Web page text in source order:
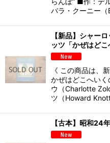
バラ・クーニー
【新品】シャー
ッツ「かぜはどこ
《 この商品は、
かぜはどこへい
ウ（Charlotte
ツ（Howard
【古本】昭和24